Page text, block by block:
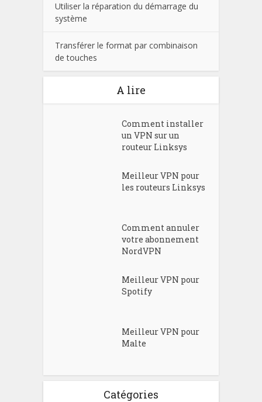
Utiliser la réparation du démarrage du
système
Transférer le format par combinaison
de touches
A lire
Comment installer
un VPN sur un
routeur Linksys
Meilleur VPN pour
les routeurs Linksys
Comment annuler
votre abonnement
NordVPN
Meilleur VPN pour
Spotify
Meilleur VPN pour
Malte
Catégories